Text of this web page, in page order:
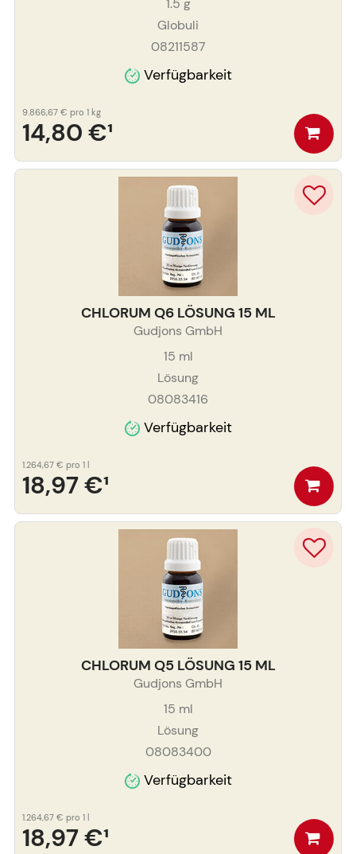
1.5 g
Globuli
08211587
Verfügbarkeit
14,80 €¹
9.866,67 € pro 1 kg
CHLORUM Q6 LÖSUNG 15 ML
Gudjons GmbH
15 ml
Lösung
08083416
Verfügbarkeit
18,97 €¹
1.264,67 € pro 1 l
CHLORUM Q5 LÖSUNG 15 ML
Gudjons GmbH
15 ml
Lösung
08083400
Verfügbarkeit
18,97 €¹
1.264,67 € pro 1 l